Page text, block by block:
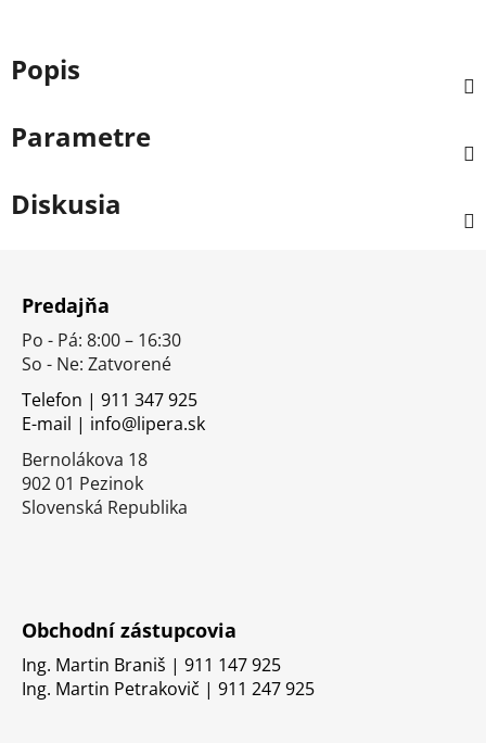
Popis
Parametre
Diskusia
Predajňa
Po - Pá: 8:00 – 16:30
So - Ne: Zatvorené
Telefon | 911 347 925
E-mail | info@lipera.sk
Bernolákova 18
902 01 Pezinok
Slovenská Republika
Obchodní zástupcovia
Ing. Martin Braniš | 911 147 925
Ing. Martin Petrakovič | 911 247 925